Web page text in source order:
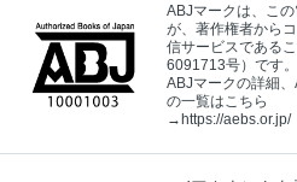
ABJマークは、こ
が、著作権者から
信サービスである
6091713号）です。
ABJマークの詳細
の一覧はこちら
→https://aebs.or.jp/